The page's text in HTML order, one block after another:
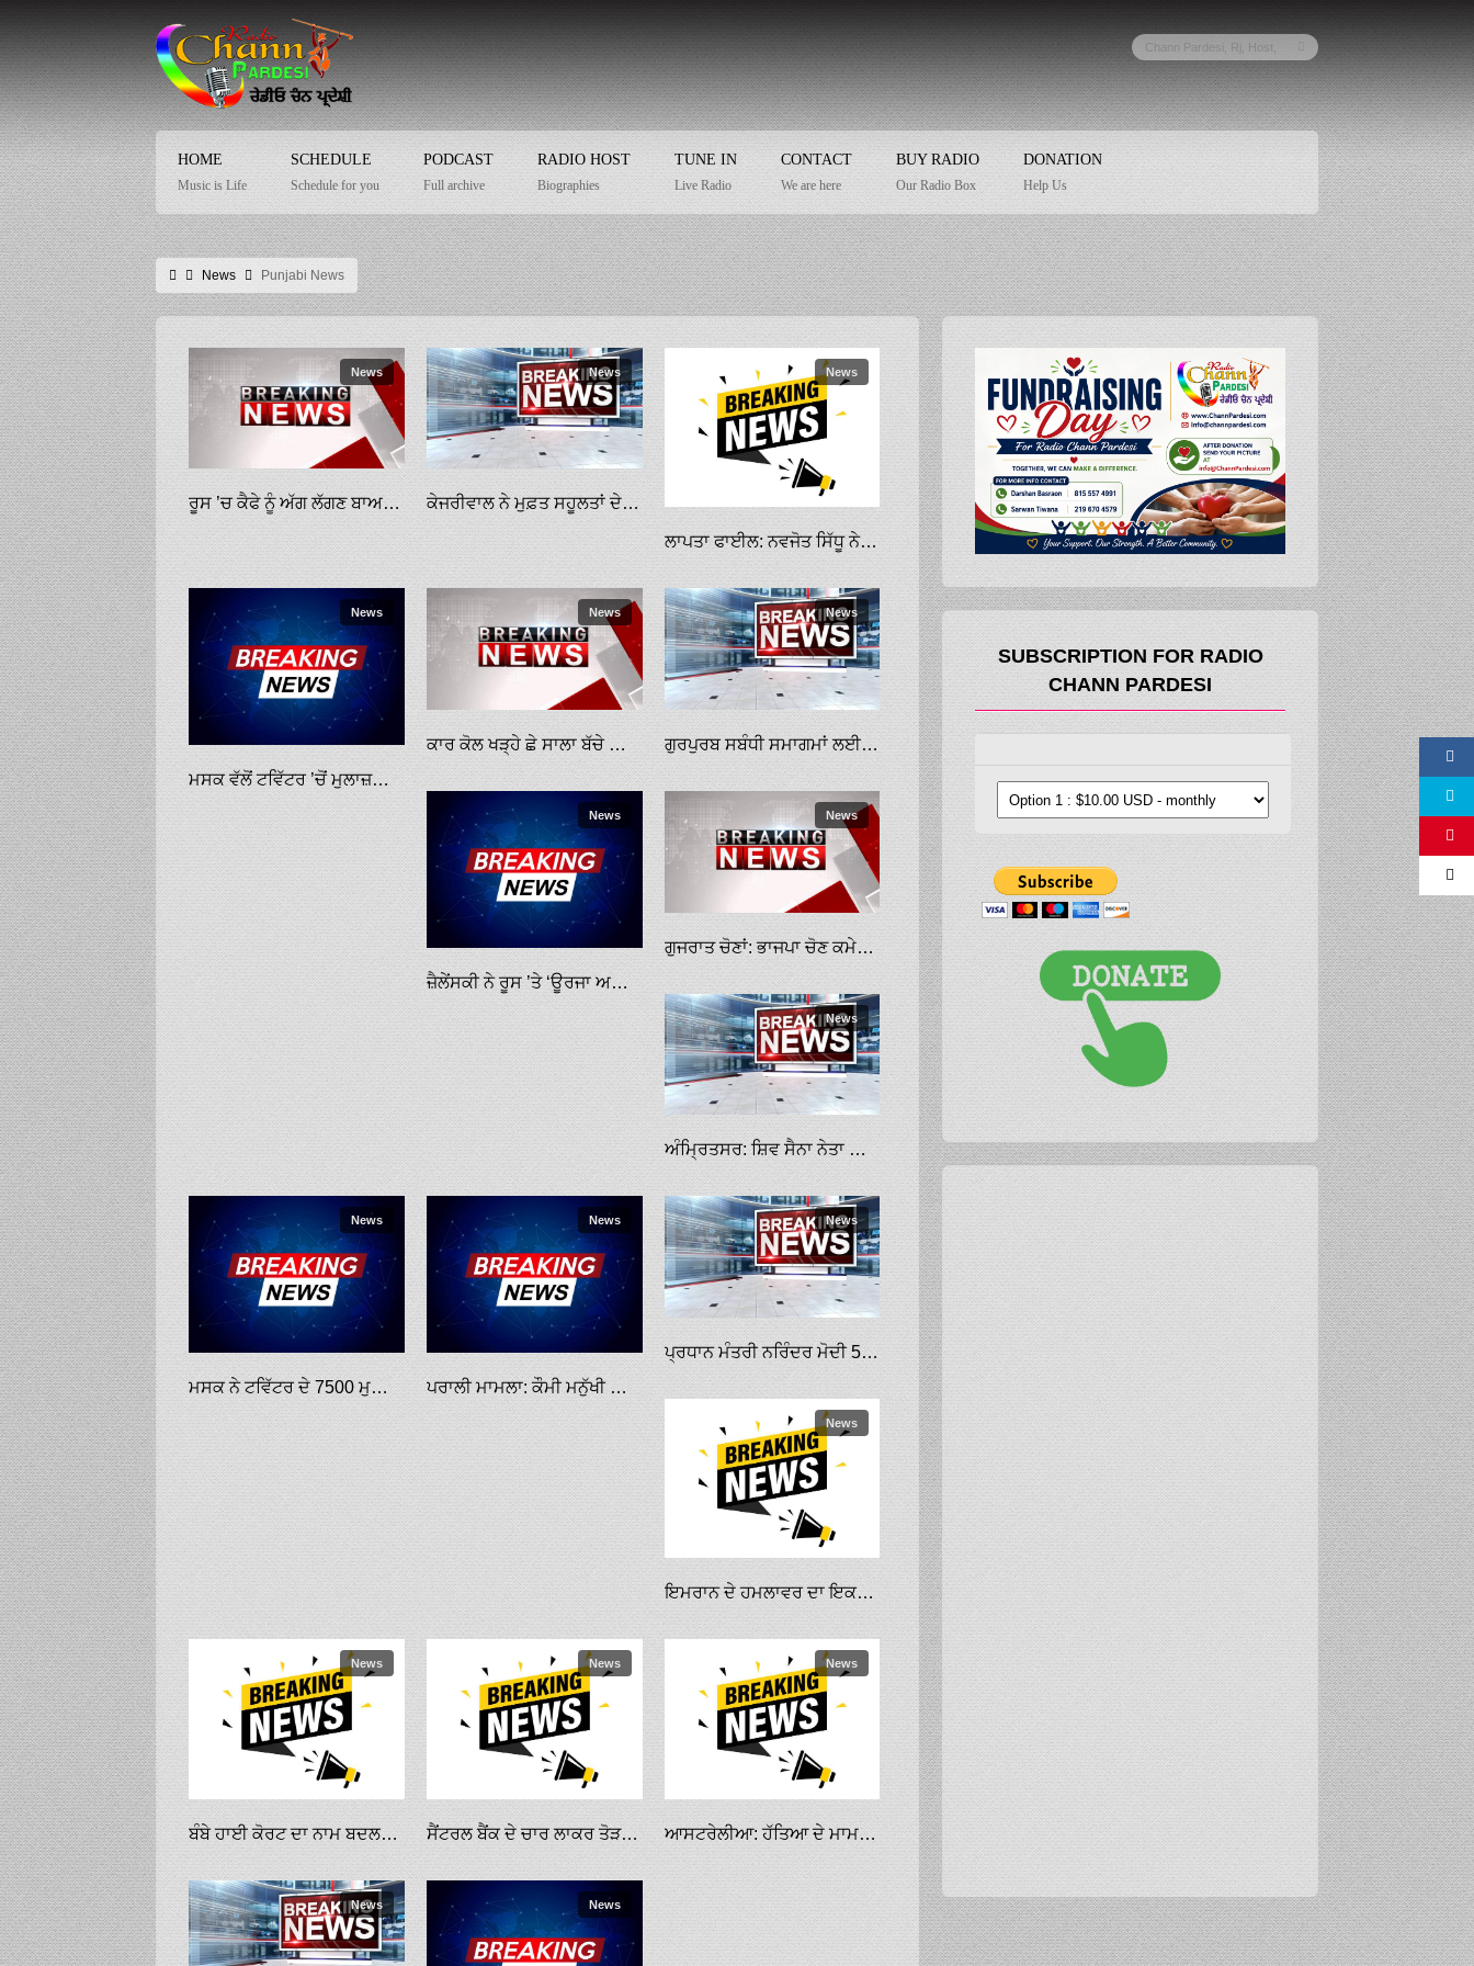
HOME
Music is Life
SCHEDULE
Schedule for you
PODCAST
Full archive
RADIO HOST
Biographies
TUNE IN
Live Radio
CONTACT
We are here
BUY RADIO
Our Radio Box
DONATION
Help Us
News Punjabi News
News
ਰੂਸ ’ਚ ਕੈਫੇ ਨੂੰ ਅੱਗ ਲੱਗਣ ਬਾਅਦ ਛੱਤ ਡਿੱਗਣ ਕਾਰਨ 15 ਵਿਅਕਤੀਆਂ ਦੀ ਮੌਤ
News
ਕੇਜਰੀਵਾਲ ਨੇ ਮੁਫ਼ਤ ਸਹੂਲਤਾਂ ਦੇ ਵਾਅਦਿਆਂ ਲਈ ਉਲੰਪਿਕ ਸੋਨ ਤਗ਼ਮਾ ਜਿੱਤਿਆ: ਪੁਰੀ
News
ਲਾਪਤਾ ਫਾਈਲ: ਨਵਜੋਤ ਸਿੱਧੂ ਨੇ ਵੀਡੀਓ ਕਾਨਫਰੰਸਿੰਗ ਰਾਹੀਂ ਪੇਸ਼ੀ ਭੁਗਤੀ
News
ਮਸਕ ਵੱਲੋਂ ਟਵਿੱਟਰ ’ਚੋਂ ਮੁਲਾਜ਼ਮਾਂ ਨੂੰ ਕੱਢਣ ਦੀ ਤਿਆਰੀ
News
ਕਾਰ ਕੋਲ ਖੜ੍ਹੇ ਛੇ ਸਾਲਾ ਬੱਚੇ ਦੀ ਬੇਰਹਿਮੀ ਨਾਲ ਕੁੱਟਮਾਰ
News
ਗੁਰਪੁਰਬ ਸਬੰਧੀ ਸਮਾਗਮਾਂ ਲਈ 2942 ਸਿੱਖ ਸ਼ਰਧਾਲੂਆਂ ਦੇ ਵੀਜ਼ੇ ਜਾਰੀ
News
ਜ਼ੈਲੇਂਸਕੀ ਨੇ ਰੂਸ ’ਤੇ ‘ਊਰਜਾ ਅਤਿਵਾਦ’ ਦਾ ਦੋਸ਼ ਲਾਇਆ
News
ਗੁਜਰਾਤ ਚੋਣਾਂ: ਭਾਜਪਾ ਚੋਣ ਕਮੇਟੀ ਦੀ ਮੀਟਿੰਗ ਦਸ ਨੂੰ ਹੋਣ ਦੀ ਸੰਭਾਵਨਾ
News
ਅੰਮ੍ਰਿਤਸਰ: ਸ਼ਿਵ ਸੈਨਾ ਨੇਤਾ ਦੀ ਗੋਲੀਆਂ ਮਾਰ ਕੇ ਹੱਤਿਆ
News
ਮਸਕ ਨੇ ਟਵਿੱਟਰ ਦੇ 7500 ਮੁਲਾਜ਼ਮਾਂ ਨੂੰ ਕੱਢਣ ਦੀ ਤਿਆਰੀ ਕੀਤੀ, ਮਾਮਲਾ ਅਦਾਲਤ ’ਚ ਗਿਆ: ਮੀਡੀਆ
News
ਪਰਾਲੀ ਮਾਮਲਾ: ਕੌਮੀ ਮਨੁੱਖੀ ਅਧਿਕਾਰ ਕਮਿਸ਼ਨ ਨੇ ਪੰਜਾਬ ਸਣੇ 4 ਰਾਜਾਂ ਦੇ ਮੁੱਖ ਸਕੱਤਰਾਂ ਨੂੰ ਤਲਬ ਕੀਤਾ
News
ਪ੍ਰਧਾਨ ਮੰਤਰੀ ਨਰਿੰਦਰ ਮੋਦੀ 5 ਨੂੰ ਡੇਰਾ ਬਿਆਸ ਦੇ ਮੁਖੀ ਨਾਲ ਕਰਨਗੇ ਮੁਲਾਕਾਤ, ਸੁਰੱਖਿਆ ਦੇ ਸਖ਼ਤ ਬੰਦੋਬਸਤ
News
ਇਮਰਾਨ ਦੇ ਹਮਲਾਵਰ ਦਾ ਇਕਬਾਲੀਆ ਬਿਆਨ ਲੀਕ ਕਰਨ ’ਤੇ ਥਾਣੇਦਾਰ ਸਣੇ ਕਈ ਪੁਲੀਸ ਮੁਲਾਜ਼ਮ ਮੁਅੱਤਲ
News
ਬੰਬੇ ਹਾਈ ਕੋਰਟ ਦਾ ਨਾਮ ਬਦਲਣ ਦੀ ਮੰਗ ਸਬੰਧੀ ਅਰਜ਼ੀ ਖਾਰਜ
News
ਸੈਂਟਰਲ ਬੈਂਕ ਦੇ ਚਾਰ ਲਾਕਰ ਤੋੜ ਕੇ ਲੱਖਾਂ ਰੁਪਏ ਦੇ ਗਹਿਣੇ ਚੋਰੀ
News
ਆਸਟਰੇਲੀਆ: ਹੱਤਿਆ ਦੇ ਮਾਮਲੇ ’ਚ ਸ਼ੱਕੀ ਪੰਜਾਬੀ ’ਤੇ ਦਸ ਲੱਖ ਡਾਲਰ ਦਾ ਇਨਾਮ
News News
SUBSCRIPTION FOR RADIO
CHANN PARDESI